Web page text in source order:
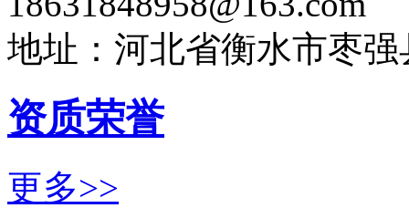
地址：河北省衡水市枣
资质荣誉
更多>>